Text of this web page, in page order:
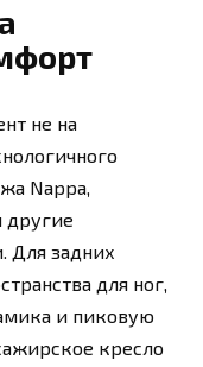
не на
Nappa,
другие
Для задних
для ног,
и пиковую
кресло